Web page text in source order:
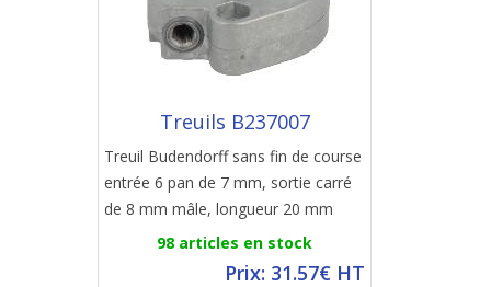
Treuils B237007
Treuil Budendorff sans fin de course
entrée 6 pan de 7 mm, sortie carré
de 8 mm mâle, longueur 20 mm
98 articles en stock
Prix: 31.57€ HT